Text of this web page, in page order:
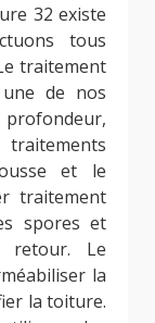
32 existe
tous
traitement
de nos
et le
traitement
spores et
retour. Le
la
la toiture.